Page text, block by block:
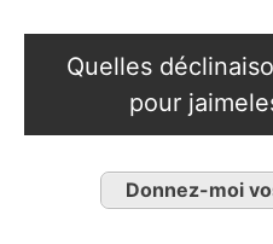
Quelles
pour
Donnez-moi